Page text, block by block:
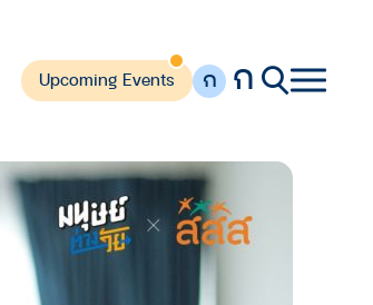
Upcoming Events ก ก